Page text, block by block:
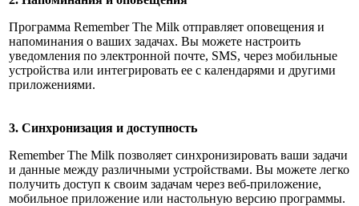
Программа Remember The Milk отправляет оповещения и
напоминания о ваших задачах. Вы можете настроить
уведомления по электронной почте, SMS, через мобильные
устройства или интегрировать ее с календарями и другими
приложениями.
3. Синхронизация и доступность
Remember The Milk позволяет синхронизировать ваши задачи
и данные между различными устройствами. Вы можете легко
получить доступ к своим задачам через веб-приложение,
мобильное приложение или настольную версию программы.